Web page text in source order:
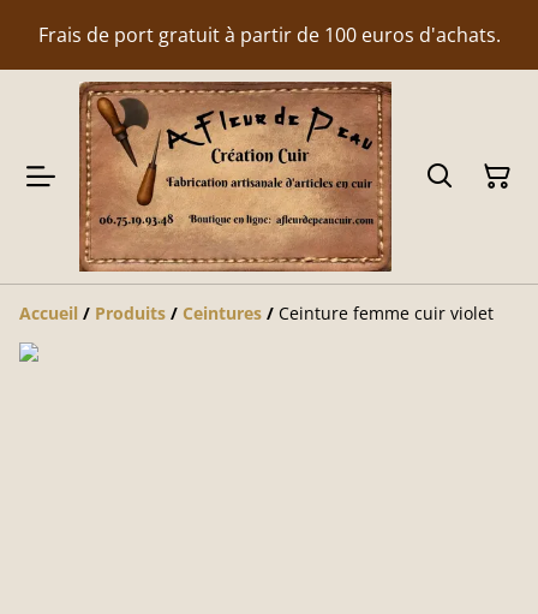
Frais de port gratuit à partir de 100 euros d'achats.
Accueil / Produits / Ceintures / Ceinture femme cuir violet